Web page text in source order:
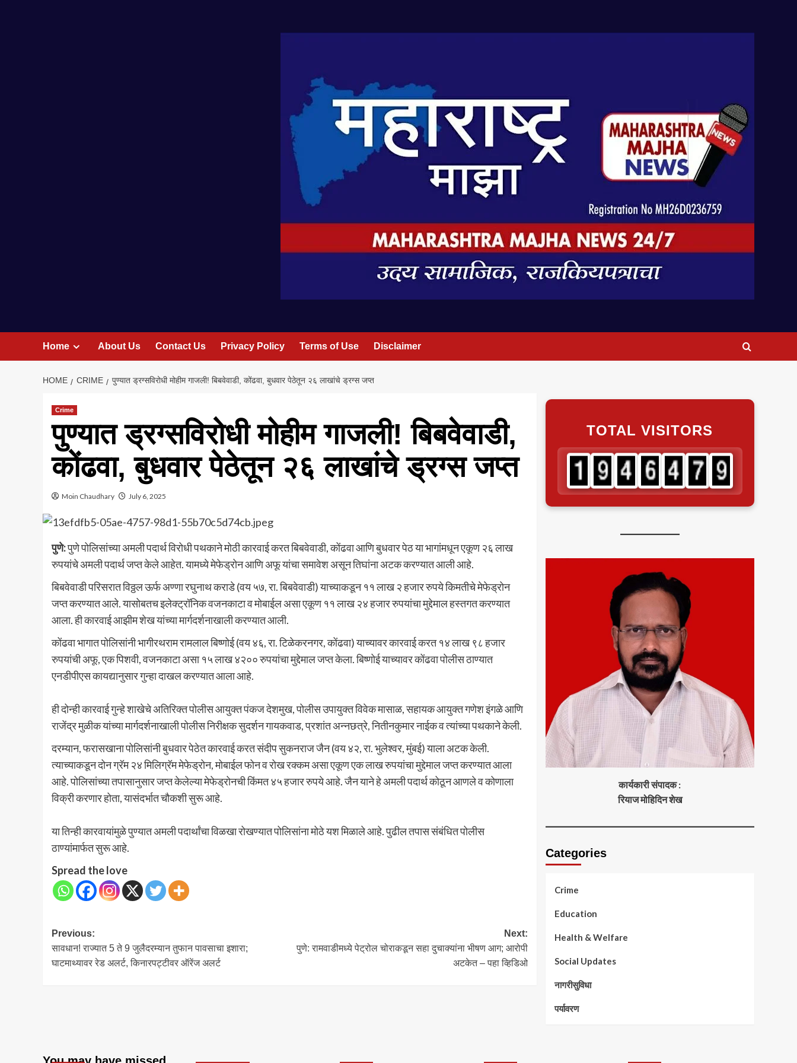
Home About Us Contact Us Privacy Policy Terms of Use Disclaimer
HOME CRIME पुण्यात ड्रग्सविरोधी मोहीम गाजली! बिबवेवाडी, कोंढवा, बुधवार पेठेतून २६ लाखांचे ड्रग्स जप्त
Crime
पुण्यात ड्रग्सविरोधी मोहीम गाजली! बिबवेवाडी,
कोंढवा, बुधवार पेठेतून २६ लाखांचे ड्रग्स जप्त
Moin Chaudhary July 6, 2025
पुणे:पुणे पोलिसांच्या अमली पदार्थ विरोधी पथकाने मोठी कारवाई करत बिबवेवाडी, कोंढवा आणि बुधवार पेठ या भागांमधून एकूण २६ लाख
रुपयांचे अमली पदार्थ जप्त केले आहेत. यामध्ये मेफेड्रोन आणि अफू यांचा समावेश असून तिघांना अटक करण्यात आली आहे.
बिबवेवाडी परिसरात विठ्ठल ऊर्फ अण्णा रघुनाथ कराडे (वय ५७, रा. बिबवेवाडी) याच्याकडून ११ लाख २ हजार रुपये किमतीचे मेफेड्रोन
जप्त करण्यात आले. यासोबतच इलेक्ट्रॉनिक वजनकाटा व मोबाईल असा एकूण ११ लाख २४ हजार रुपयांचा मुद्देमाल हस्तगत करण्यात
आला. ही कारवाई आझीम शेख यांच्या मार्गदर्शनाखाली करण्यात आली.
कोंढवा भागात पोलिसांनी भागीरथराम रामलाल बिष्णोई (वय ४६, रा. टिळेकरनगर, कोंढवा) याच्यावर कारवाई करत १४ लाख ९८ हजार
रुपयांची अफू, एक पिशवी, वजनकाटा असा १५ लाख ४२०० रुपयांचा मुद्देमाल जप्त केला. बिष्णोई याच्यावर कोंढवा पोलीस ठाण्यात
एनडीपीएस कायद्यानुसार गुन्हा दाखल करण्यात आला आहे.
ही दोन्ही कारवाई गुन्हे शाखेचे अतिरिक्त पोलीस आयुक्त पंकज देशमुख, पोलीस उपायुक्त विवेक मासाळ, सहायक आयुक्त गणेश इंगळे आणि
राजेंद्र मुळीक यांच्या मार्गदर्शनाखाली पोलीस निरीक्षक सुदर्शन गायकवाड, प्रशांत अन्नछत्रे, नितीनकुमार नाईक व त्यांच्या पथकाने केली.
दरम्यान, फरासखाना पोलिसांनी बुधवार पेठेत कारवाई करत संदीप सुकनराज जैन (वय ४२, रा. भुलेश्वर, मुंबई) याला अटक केली.
त्याच्याकडून दोन ग्रॅम २४ मिलिग्रॅम मेफेड्रोन, मोबाईल फोन व रोख रक्कम असा एकूण एक लाख रुपयांचा मुद्देमाल जप्त करण्यात आला
आहे. पोलिसांच्या तपासानुसार जप्त केलेल्या मेफेड्रोनची किंमत ४५ हजार रुपये आहे. जैन याने हे अमली पदार्थ कोठून आणले व कोणाला
विक्री करणार होता, यासंदर्भात चौकशी सुरू आहे.
या तिन्ही कारवायांमुळे पुण्यात अमली पदार्थांचा विळखा रोखण्यात पोलिसांना मोठे यश मिळाले आहे. पुढील तपास संबंधित पोलीस
ठाण्यांमार्फत सुरू आहे.
Spread the love
Post
navigation
Previous:
सावधान! राज्यात 5 ते 9 जुलैदरम्यान तुफान पावसाचा इशारा;
घाटमाथ्यावर रेड अलर्ट, किनारपट्टीवर ऑरेंज अलर्ट
Next:
पुणे: रामवाडीमध्ये पेट्रोल चोराकडून सहा दुचाक्यांना भीषण आग; आरोपी
अटकेत – पहा व्हिडिओ
TOTAL VISITORS
कार्यकारी संपादक :
रियाज मोहिदिन शेख
Categories
Crime
Education
Health & Welfare
Social Updates
नागरीसुविधा
पर्यावरण